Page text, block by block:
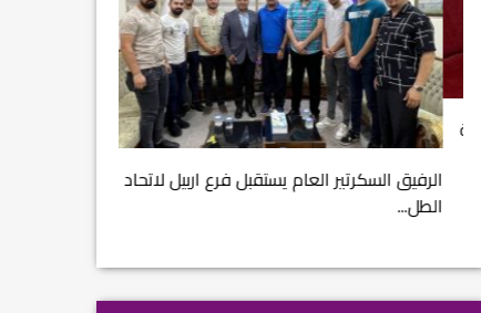
الرفيق السكرتير العام يستقبل فرع اربيل لاتحاد
الطل...